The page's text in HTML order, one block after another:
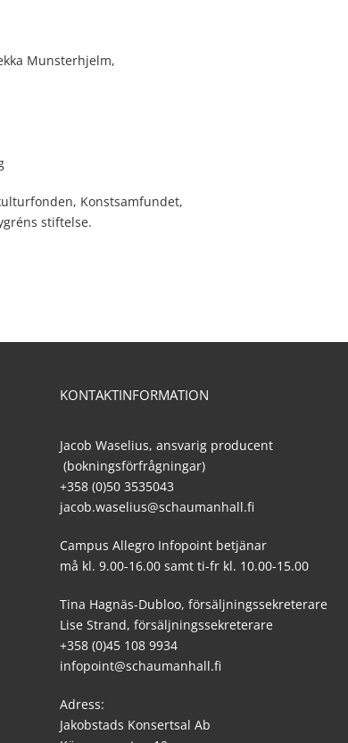
Munsterhjelm,
Konstsamfundet,
stiftelse.
KONTAKTINFORMATION
Jacob Waselius, ansvarig producent
(bokningsförfrågningar)
+358 (0)50 3535043
jacob.waselius@schaumanhall.fi
Campus Allegro Infopoint betjänar
må kl. 9.00-16.00 samt ti-fr kl. 10.00-15.00
Tina Hagnäs-Dubloo, försäljningssekreterare
Lise Strand, försäljningssekreterare
+358 (0)45 108 9934
infopoint@schaumanhall.fi
Adress:
Jakobstads Konsertsal Ab